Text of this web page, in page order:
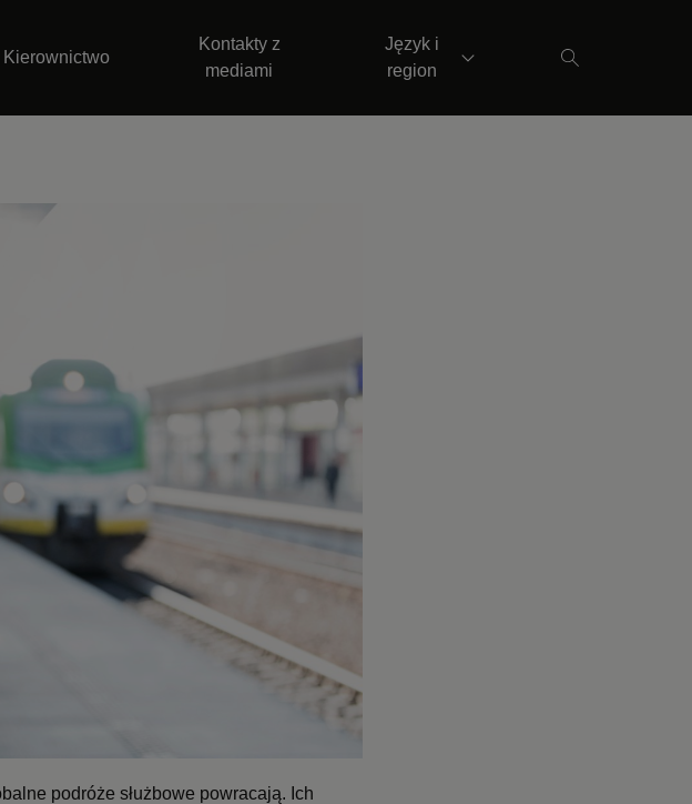
Kierownictwo
Kontakty z
mediami
Język i
region
podróże służbowe powracają. Ich